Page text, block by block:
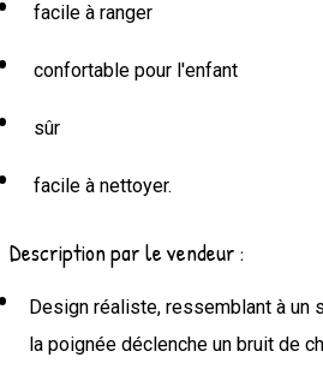
facile à ranger
confortable pour l'enfant
sûr
facile à nettoyer.
Description par le vendeur :
Design réaliste, ressemblant à un
la poignée déclenche un bruit de